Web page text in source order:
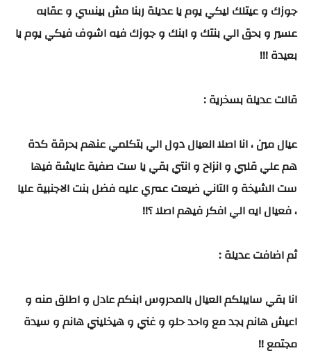
جوزك و عيتلك ليكي يوم يا عديلة ربنا مش بينسي و عقابه
عسير و بحق الي بنتك و ابنك و جوزك فيه اشوف فيكي يوم يا
بعيدة !!!
قالت عديلة بسخرية :
عيال مين ، انا اصلا العيال دول الي بتكلمي عنهم بحرقة كدة
هم علي قلبي و انزاح و انتي بقي يا ست صفية عايشة فيها
ست الشيخة و التاني ضيعت عمري عليه فضل بنت الاجنبية عليا
، فعيال ايه الي افكر فيهم اصلا ؟!!
ثم اضافت عديلة :
انا بقي سايبلكم العيال بالمحروس ابنكم عادل و اطلق منه و
اعيش هانم بجد مع واحد حلو و غني و هيخليني هانم و سيدة
مجتمع !!